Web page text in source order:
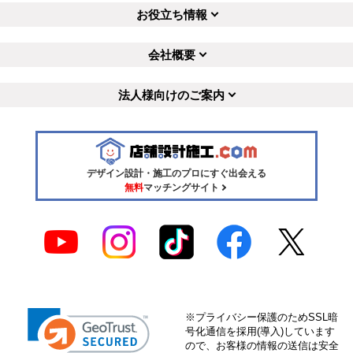
お役立ち情報
会社概要
法人様向けのご案内
デザイン設計・施工のプロにすぐ出会える
無料マッチングサイト
※プライバシー保護のためSSL暗
号化通信を採用(導入)しています
ので、お客様の情報の送信は安全